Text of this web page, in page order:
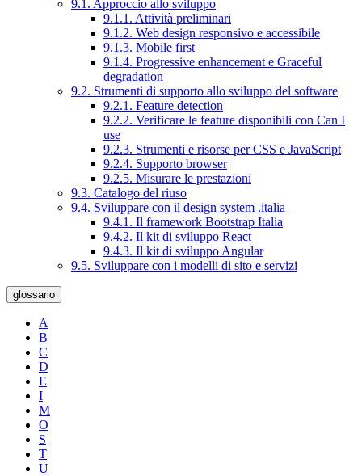
9.1. Approccio allo sviluppo
9.1.1. Attività preliminari
9.1.2. Web design responsivo e accessibile
9.1.3. Mobile first
9.1.4. Progressive enhancement e Graceful
degradation
9.2. Strumenti di supporto allo sviluppo del software
9.2.1. Feature detection
9.2.2. Verificare le feature disponibili con Can I
use
9.2.3. Strumenti e risorse per CSS e JavaScript
9.2.4. Supporto browser
9.2.5. Misurare le prestazioni
9.3. Catalogo del riuso
9.4. Sviluppare con il design system .italia
9.4.1. Il framework Bootstrap Italia
9.4.2. Il kit di sviluppo React
9.4.3. Il kit di sviluppo Angular
9.5. Sviluppare con i modelli di sito e servizi
glossario
A
B
C
D
E
I
M
O
S
T
U